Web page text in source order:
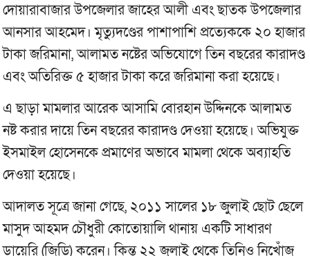
দোয়ারাবাজার উপজেলার জাহের আলী এবং ছাতক উপজেলার
আনসার আহমেদ। মৃত্যুদণ্ডের পাশাপাশি প্রত্যেককে ২০ হাজার
টাকা জরিমানা, আলামত নষ্টের অভিযোগে তিন বছরের কারাদণ্ড
এবং অতিরিক্ত ৫ হাজার টাকা করে জরিমানা করা হয়েছে।
এ ছাড়া মামলার আরেক আসামি বোরহান উদ্দিনকে আলামত
নষ্ট করার দায়ে তিন বছরের কারাদণ্ড দেওয়া হয়েছে। অভিযুক্ত
ইসমাইল হোসেনকে প্রমাণের অভাবে মামলা থেকে অব্যাহতি
দেওয়া হয়েছে।
আদালত সূত্রে জানা গেছে, ২০১১ সালের ১৮ জুলাই ছোট ছেলে
মাসুদ আহমদ চৌধুরী কোতোয়ালি থানায় একটি সাধারণ
ডায়েরি (জিডি) করেন। কিন্তু ২২ জুলাই থেকে তিনিও নিখোঁজ